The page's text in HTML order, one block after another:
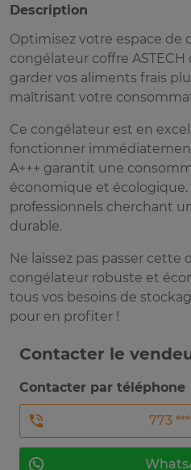
Description
Optimisez votre espace de
congélateur coffre
garder vos aliments frais
maîtrisant votre
Ce congélateur est en
fonctionner
A+++ garantit une
économique et écologique.
professionnels cherchant
durable.
Ne laissez pas passer
congélateur robuste et
tous vos besoins de
pour en profiter !
Contacter le
Contacter par téléphone
773